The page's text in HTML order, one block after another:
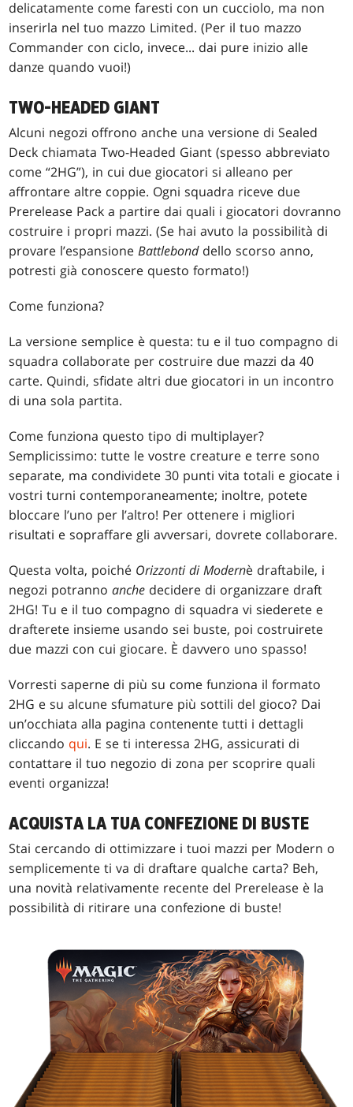
delicatamente come faresti con un cucciolo, ma non
inserirla nel tuo mazzo Limited. (Per il tuo mazzo
Commander con ciclo, invece... dai pure inizio alle
danze quando vuoi!)
TWO-HEADED GIANT
Alcuni negozi offrono anche una versione di Sealed
Deck chiamata Two-Headed Giant (spesso abbreviato
come “2HG”), in cui due giocatori si alleano per
affrontare altre coppie. Ogni squadra riceve due
Prerelease Pack a partire dai quali i giocatori dovranno
costruire i propri mazzi. (Se hai avuto la possibilità di
provare l’espansioneBattlebonddello scorso anno,
potresti già conoscere questo formato!)
Come funziona?
La versione semplice è questa: tu e il tuo compagno di
squadra collaborate per costruire due mazzi da 40
carte. Quindi, sfidate altri due giocatori in un incontro
di una sola partita.
Come funziona questo tipo di multiplayer?
Semplicissimo: tutte le vostre creature e terre sono
separate, ma condividete 30 punti vita totali e giocate i
vostri turni contemporaneamente; inoltre, potete
bloccare l’uno per l’altro! Per ottenere i migliori
risultati e sopraffare gli avversari, dovrete collaborare.
Questa volta, poiché Orizzonti di Modernè draftabile, i
negozi potrannoanche decidere di organizzare draft
2HG! Tu e il tuo compagno di squadra vi siederete e
drafterete insieme usando sei buste, poi costruirete
due mazzi con cui giocare. È davvero uno spasso!
Vorresti saperne di più su come funziona il formato
2HG e su alcune sfumature più sottili del gioco? Dai
un’occhiata alla pagina contenente tutti i dettagli
cliccando qui. E se ti interessa 2HG, assicurati di
contattare il tuo negozio di zona per scoprire quali
eventi organizza!
ACQUISTA LA TUA CONFEZIONE DI BUSTE
Stai cercando di ottimizzare i tuoi mazzi per Modern o
semplicemente ti va di draftare qualche carta? Beh,
una novità relativamente recente del Prerelease è la
possibilità di ritirare una confezione di buste!